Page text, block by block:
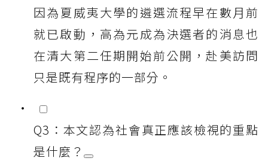
因為夏威夷大學的遴選流程早在數月前
就已啟動，高為元成為決選者的消息也
在清大第二任期開始前公開，赴美訪問
只是既有程序的一部分。
Q3：本文認為社會真正應該檢視的重點
是什麼？